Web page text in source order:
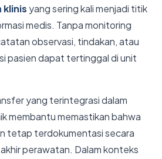
yang sering kali menjadi titik
medis. Tanpa monitoring
observasi, tindakan, atau
pasien dapat tertinggal di unit
yang terintegrasi dalam
membantu memastikan bahwa
tetap terdokumentasi secara
perawatan. Dalam konteks